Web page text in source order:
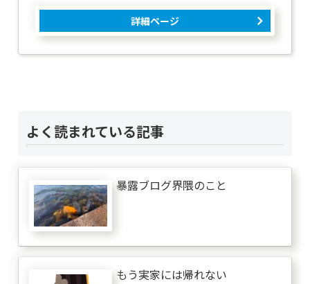
詳細ページ
よく読まれている記事
暴露ブログ界隈のこと
もう実家には帰れない